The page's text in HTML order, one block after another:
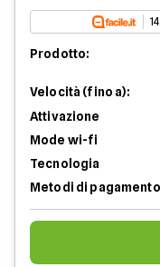
Prodotto:
Velocità (fino a):
Attivazione
Mode wi-fi
Tecnologia
Metodi di pagamento